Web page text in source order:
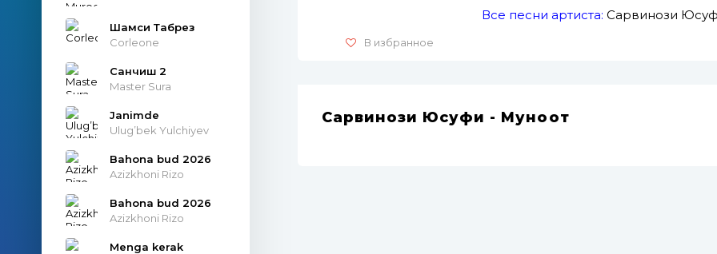
Шамси Табрез
Corleone
Санчиш 2
Master Sura
Janimde
Ulug’bek Yulchiyev
Bahona bud 2026
Azizkhoni Rizo
Bahona bud 2026
Azizkhoni Rizo
Menga kerak
В избранное
Все песни артиста: Сарвинози
Сарвинози Юсуфи - Муноҷот